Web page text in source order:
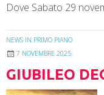
Dove Sabato 29
NEWS IN PRIMO PIANO
7 NOVEMBRE 2025
GIUBILEO